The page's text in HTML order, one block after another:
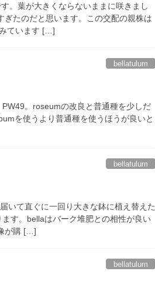
。葉が大きくならないままに咲きまし
たのだと思います。この交配の親株は
ています […]
bellatulum
。roseumの改良と普通種を少しだ
を使うより普通種を使うほうが良いと
bellatulum
いて直ぐに一回り大きな鉢に植え替えた
す。bellaはバーク堆肥との相性が良い
が購 […]
bellatulum